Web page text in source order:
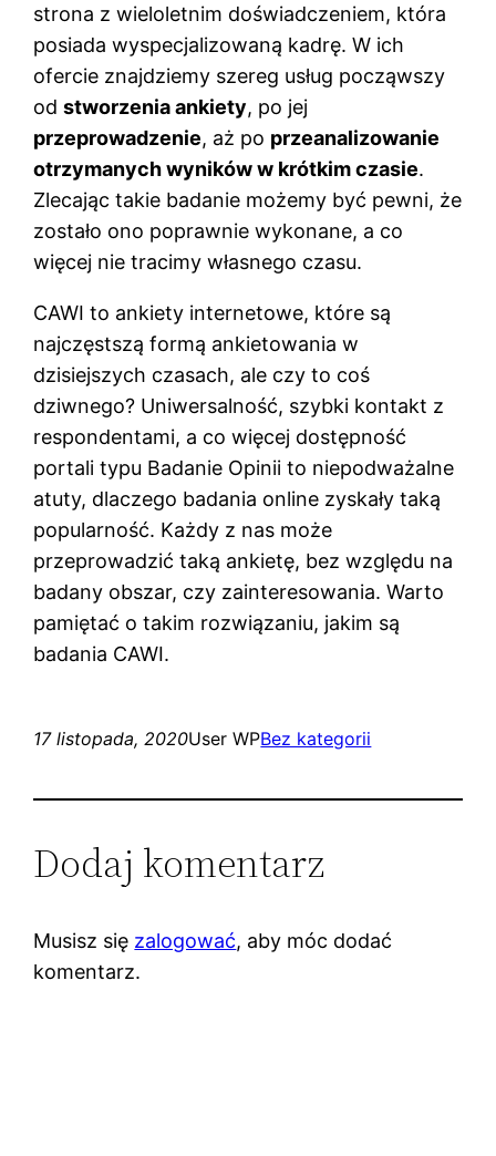
strona z wieloletnim doświadczeniem, która
posiada wyspecjalizowaną kadrę. W ich
ofercie znajdziemy szereg usług począwszy
odstworzenia ankiety, po jej
przeprowadzenie, aż po przeanalizowanie
otrzymanych wyników w krótkim czasie.
Zlecając takie badanie możemy być pewni, że
zostało ono poprawnie wykonane, a co
więcej nie tracimy własnego czasu.
CAWI to ankiety internetowe, które są
najczęstszą formą ankietowania w
dzisiejszych czasach, ale czy to coś
dziwnego? Uniwersalność, szybki kontakt z
respondentami, a co więcej dostępność
portali typu Badanie Opinii to niepodważalne
atuty, dlaczego badania online zyskały taką
popularność. Każdy z nas może
przeprowadzić taką ankietę, bez względu na
badany obszar, czy zainteresowania. Warto
pamiętać o takim rozwiązaniu, jakim są
badania CAWI.
17 listopada, 2020User WPBez kategorii
Dodaj komentarz
Musisz się zalogować, aby móc dodać
komentarz.